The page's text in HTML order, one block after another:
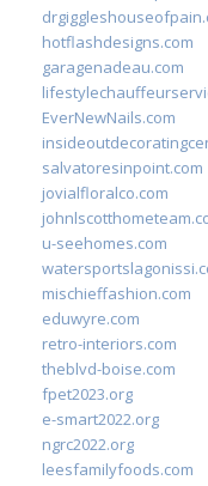
hotflashdesigns.com
garagenadeau.com
EverNewNails.com
salvatoresinpoint.com
jovialfloralco.com
u-seehomes.com
mischieffashion.com
eduwyre.com
retro-interiors.com
theblvd-boise.com
fpet2023.org
e-smart2022.org
ngrc2022.org
leesfamilyfoods.com